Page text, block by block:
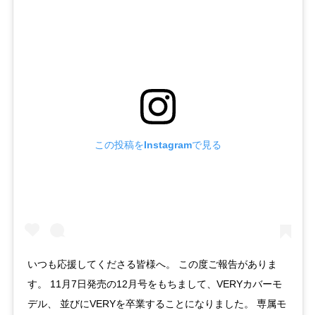
この投稿をInstagramで見る
いつも応援してくださる皆様へ。 この度ご報告がありま
す。 11月7日発売の12月号をもちまして、VERYカバーモ
デル、 並びにVERYを卒業することになりました。 専属モ